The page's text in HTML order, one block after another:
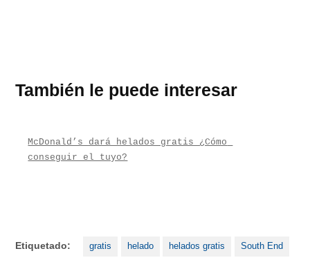
También le puede interesar
McDonald’s dará helados gratis ¿Cómo
conseguir el tuyo?
Etiquetado: gratis helado helados gratis South End